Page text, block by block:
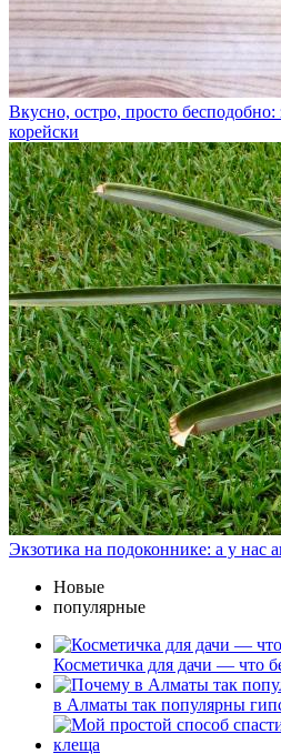
Вкусно, остро, просто бесподобно:
корейски
Экзотика на подоконнике: а у нас
Новые
популярные
Косметичка для дачи — что
в Алматы так популярны